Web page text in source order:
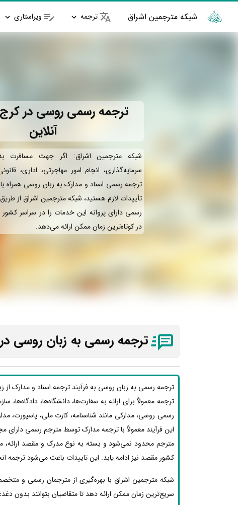
شبکه مترجمین اشراق ترجمه ویراستاری
ترجمه رسمی روسی در
آنلاین
شبکه مترجمین اشراق: اگر جهت مسافرت
سرمایه‌گذاری، انجام امور مهاجرتی، اداری،
ترجمه رسمی اسناد و مدارک به زبان روسی همراه
تأییدات لازم هستید، شبکه مترجمین اشراق از
رسمی دارای پروانه این خدمات را در سراسر کشور
در کوتاه‌ترین زمان ممکن ارائه می‌دهد.
ترجمه رسمی به زبان روسی
ترجمه رسمی به زبان روسی به فرآیند ترجمه اسناد و مدارک
ترجمه معمولاً برای ارائه به سفارت‌ها، دانشگاه‌ها،
رسمی روسی، مدارکی مانند شناسنامه، کارت ملی، پاسپورت،
این فرآیند معمولاً با ترجمه مدارک توسط مترجم رسمی دارای
مترجم محدود نمی‌شود و بسته به نوع مدرک و مقصد ارائه،
کشور مقصد نیز ادامه یابد. این تاییدات باعث می‌شود ترجمه
شبکه مترجمین اشراق با بهره‌گیری از مترجمان رسمی و
سریع‌ترین زمان ممکن ارائه دهد تا متقاضیان بتوانند بدون